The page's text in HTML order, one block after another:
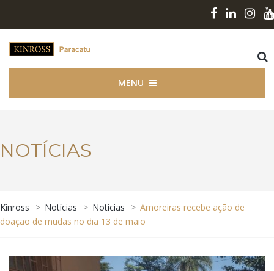
MENU
NOTÍCIAS
Kinross > Notícias > Notícias > Amoreiras recebe ação de
doação de mudas no dia 13 de maio